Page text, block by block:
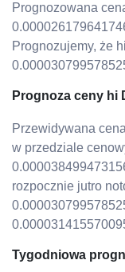
Prognozowana
Prognozujemy, że
Prognoza ceny hi
Przewidywana
w przedziale
rozpocznie jutro
Tygodniowa